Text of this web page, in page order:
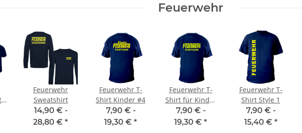
Feuerwehr
Feuerwehr
Sweatshirt
14,90 € -
28,80 € *
Feuerwehr T-
Shirt Kinder #4
7,90 € -
19,30 € *
Feuerwehr T-
Shirt für Kinder
#3
7,90 € -
19,30 € *
Feuerwehr T-
Shirt Style 1
7,90 € -
15,40 € *